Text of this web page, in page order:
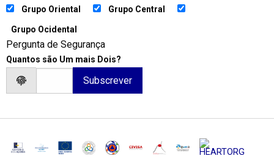
Grupo Oriental Grupo Central
Grupo Ocidental
Pergunta de Segurança
Quantos são Um mais Dois?